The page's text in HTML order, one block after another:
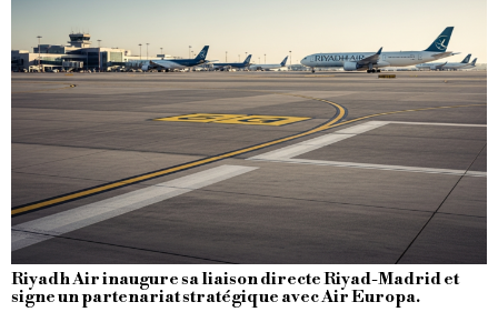
Riyadh Air inaugure sa liaison directe Riyad-Madrid et
signe un partenariat stratégique avec Air Europa.